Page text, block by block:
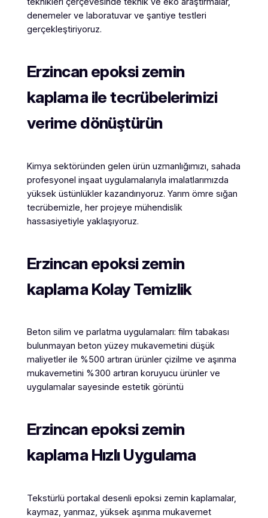
denemeler ve laboratuvar ve şantiye testleri
gerçekleştiriyoruz.
Erzincanepoksi zemin
kaplama ile tecrübelerimizi
verime dönüştürün
Kimya sektöründen gelen ürün uzmanlığımızı, sahada
profesyonel inşaat uygulamalarıyla imalatlarımızda
yüksek üstünlükler kazandırıyoruz. Yarım ömre sığan
tecrübemizle, her projeye mühendislik
hassasiyetiyle yaklaşıyoruz.
Erzincanepoksi zemin
kaplama Kolay Temizlik
Beton silim ve parlatma uygulamaları: film tabakası
bulunmayan beton yüzey mukavemetini düşük
maliyetler ile %500 artıran ürünler çizilme ve aşınma
mukavemetini %300 artıran koruyucu ürünler ve
uygulamalar sayesinde estetik görüntü
Erzincanepoksi zemin
kaplama Hızlı Uygulama
Tekstürlü portakal desenli epoksi zemin kaplamalar,
kaymaz, yanmaz, yüksek aşınma mukavemet